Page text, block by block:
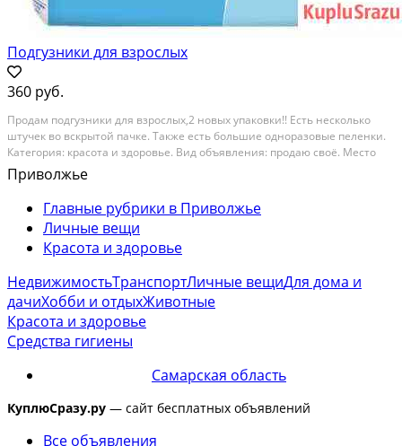
Подгузники для взрослых
360 руб.
Продам подгузники для взрослых,2 новых упаковки!! Есть несколько
штучек во вскрытой пачке. Также есть большие одноразовые пеленки.
Категория: красота и здоровье. Вид объявления: продаю своё. Место
сделки: село , самарская область, приволжье
Приволжье
Главные рубрики в Приволжье
Личные вещи
Красота и здоровье
НедвижимостьТранспортЛичные вещиДля дома и
дачиХобби и отдыхЖивотные
Красота и здоровье
Средства гигиены
Самарская область
КуплюСразу.ру — сайт бесплатных объявлений
Все объявления